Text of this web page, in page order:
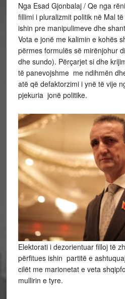
Nga Esad Gjonbalaj / Qe nga
fillimi i pluralizmit politik në Mal
ishin pre manipulimeve dhe
Vota e jonë me kalimin e kohës
përmes formulës së mirënjohur
dhe sundo). Përçarjet si dhe
të panevojshme me ndihmën
atë që defaktorzimi i ynë të vije
pjekuria jonë politike.
Elektorati i dezorientuar filloj të
përfitues ishin partitë e
cilët me marionetat e veta
mullirin e tyre.